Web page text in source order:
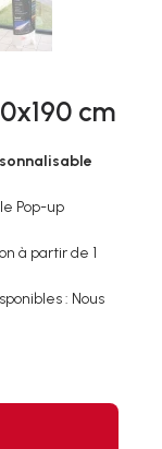
cm
Pop-up
à partir de 1
: Nous